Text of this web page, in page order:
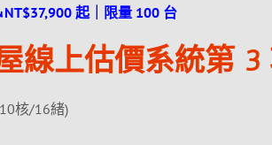
起｜限量 100 台
線上估價系統第 3
核/16緒)